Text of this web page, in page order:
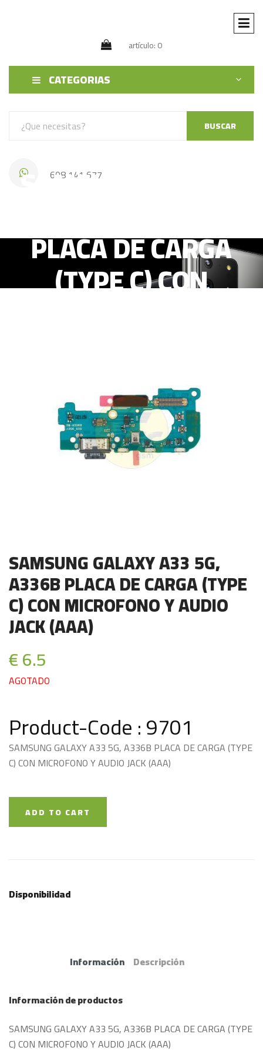
artículo: 0
CATEGORIAS
BUSCAR
608 141 677
SAMSUNG GALAXY
PLACA DE CARGA
(TYPE C) CON
SAMSUNG GALAXY A33 5G,
A336B PLACA DE CARGA (TYPE
C) CON MICROFONO Y AUDIO
JACK (AAA)
€ 6.5
AGOTADO
Product-Code : 9701
SAMSUNG GALAXY A33 5G, A336B PLACA DE CARGA (TYPE
C) CON MICROFONO Y AUDIO JACK (AAA)
ADD TO CART
Disponibilidad
Información Descripción
Información de productos
SAMSUNG GALAXY A33 5G, A336B PLACA DE CARGA (TYPE
C) CON MICROFONO Y AUDIO JACK (AAA)